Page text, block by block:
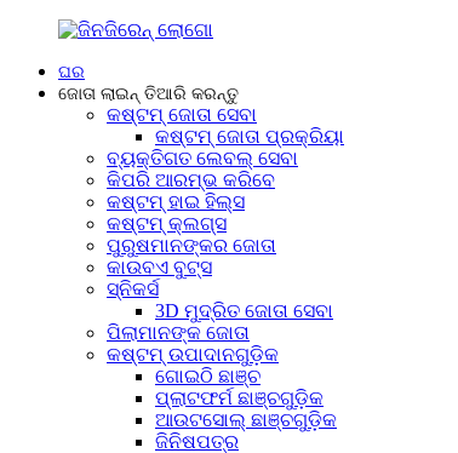
ଘର
ଜୋତା ଲାଇନ୍ ତିଆରି କରନ୍ତୁ
କଷ୍ଟମ୍ ଜୋତା ସେବା
କଷ୍ଟମ୍ ଜୋତା ପ୍ରକ୍ରିୟା
ବ୍ୟକ୍ତିଗତ ଲେବଲ୍ ସେବା
କିପରି ଆରମ୍ଭ କରିବେ
କଷ୍ଟମ୍ ହାଇ ହିଲ୍ସ
କଷ୍ଟମ୍ କ୍ଲଗ୍ସ
ପୁରୁଷମାନଙ୍କର ଜୋତା
କାଉବଏ ବୁଟ୍ସ
ସ୍ନିକର୍ସ
3D ମୁଦ୍ରିତ ଜୋତା ସେବା
ପିଲାମାନଙ୍କ ଜୋତା
କଷ୍ଟମ୍ ଉପାଦାନଗୁଡ଼ିକ
ଗୋଇଠି ଛାଞ୍ଚ
ପ୍ଲାଟଫର୍ମ ଛାଞ୍ଚଗୁଡ଼ିକ
ଆଉଟସୋଲ୍ ଛାଞ୍ଚଗୁଡ଼ିକ
ଜିନିଷପତ୍ର